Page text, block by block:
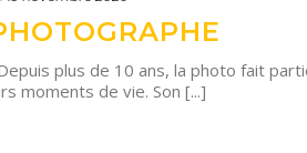
plus de 10 ans, la photo fait
moments de vie. Son [...]